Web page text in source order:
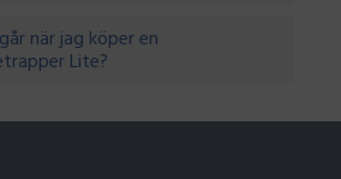
när jag köper en
Lite?